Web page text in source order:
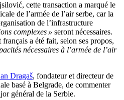
cette transaction a marqué le
de l’armée de l’air serbe, car la
de l’infrastructure
complexes » seront nécessaires.
a été fait, selon ses propos,
nécessaires à l’armée de l’air
Dragaš, fondateur et directeur de
basé à Belgrade, de commenter
général de la Serbie.